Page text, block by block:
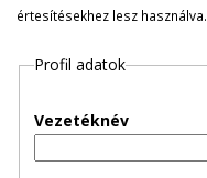
g
e
értesítésekhez lesz használva.
Profil adatok
Vezetéknév